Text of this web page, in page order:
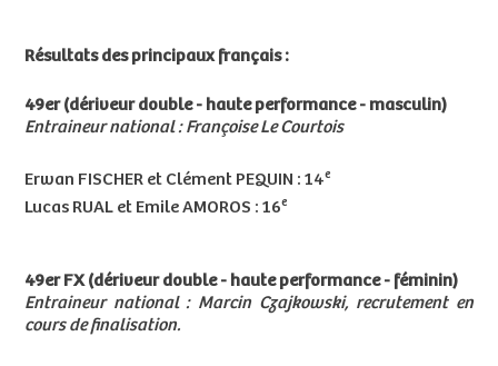
Résultats des principaux français :
49er (dériveur double - haute performance - masculin)
Entraineur national : Françoise Le Courtois
Erwan FISCHER et Clément PEQUIN : 14e
Lucas RUAL et Emile AMOROS : 16e
49er FX (dériveur double - haute performance - féminin)
Entraineur national : Marcin Czajkowski, recrutement en
cours de finalisation.